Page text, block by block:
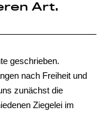
Art.
geschrieben.
nach Freiheit und
zunächst die
Ziegelei im